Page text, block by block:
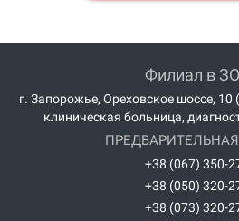
Филиал в
г. Запорожье, Ореховское шоссе,
клиническая больница,
+38 (067) 350-
+38 (050) 320-
+38 (073) 320-